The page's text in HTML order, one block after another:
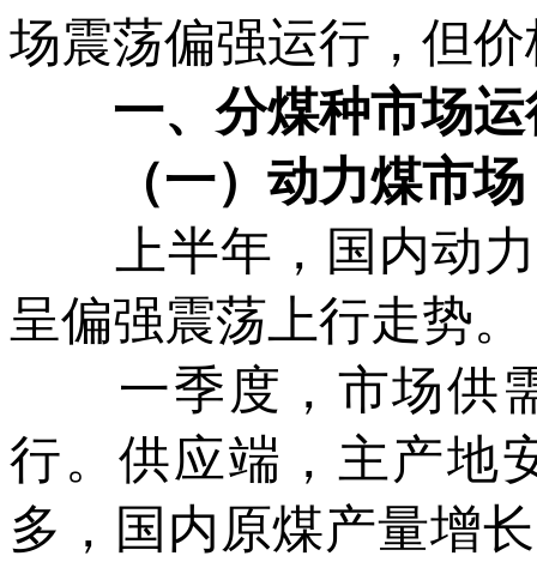
场震荡偏强运行，但
一、分煤种市场运
（一）动力煤市场
上半年，国内动力
呈偏强震荡上行走势。
一季度，市场供需
行。供应端，主产地
多，国内原煤产量增